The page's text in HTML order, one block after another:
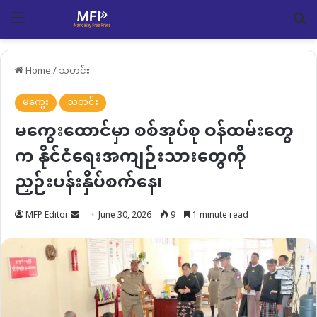
Menu
Home/သတင်း
မကွေး
သတင်း
မကွေးထောင်မှာ စစ်အုပ်စု ဝန်ထမ်းတွေ
က နိုင်ငံရေးအကျဉ်းသားတွေကို
ညှဉ်းပန်းနှိပ်စက်နေ၊
MFP Editor Send
email
June 30, 2026 9 1 minute read